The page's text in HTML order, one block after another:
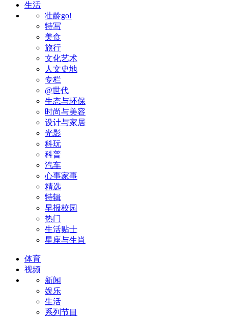
生活
壮龄go!
特写
美食
旅行
文化艺术
人文史地
专栏
@世代
生态与环保
时尚与美容
设计与家居
光影
科玩
科普
汽车
心事家事
精选
特辑
早报校园
热门
生活贴士
星座与生肖
体育
视频
新闻
娱乐
生活
系列节目